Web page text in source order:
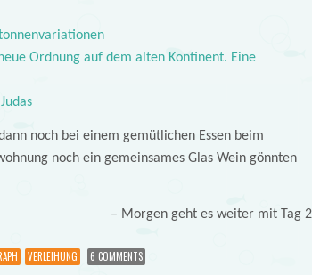
Ordnung auf dem alten Kontinent. Eine
noch bei einem gemütlichen Essen beim
noch ein gemeinsames Glas Wein gönnten
– Morgen geht es weiter mit Tag 2
VERLEIHUNG 6 COMMENTS